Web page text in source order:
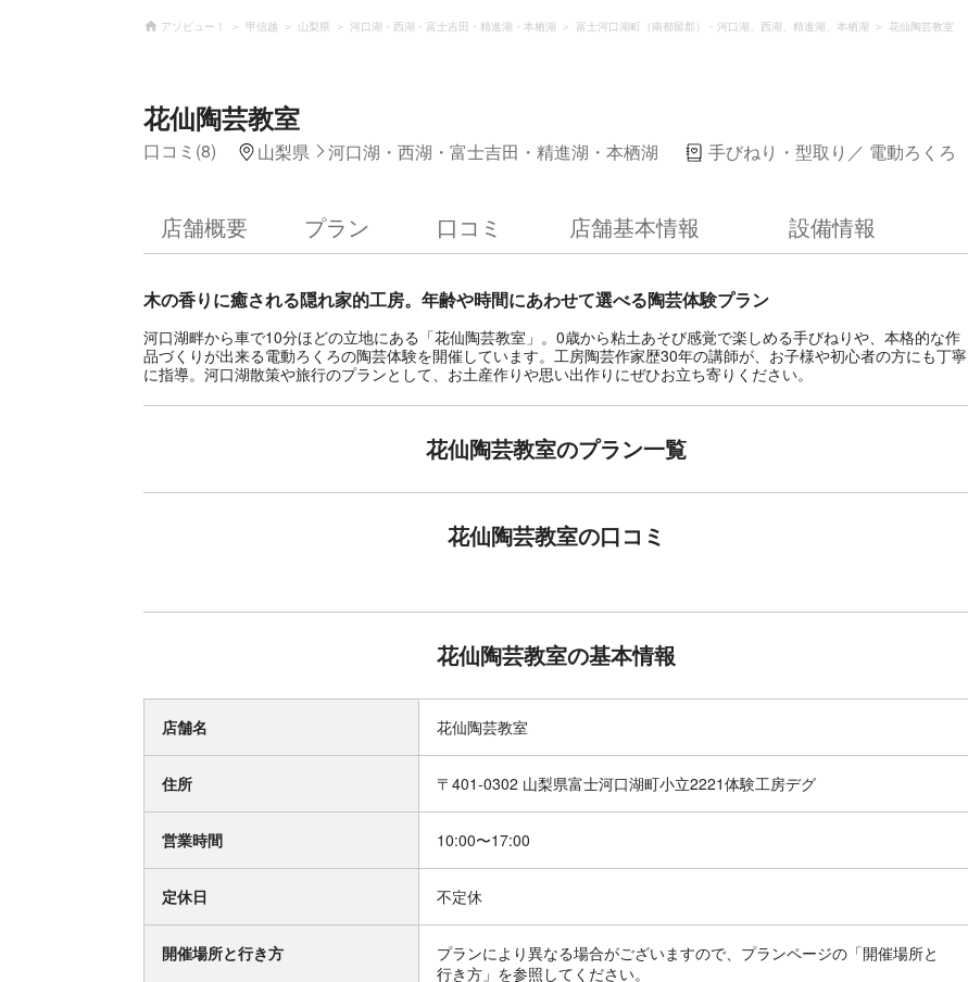
アソビュー！ 甲信越 山梨県 河口湖・西湖・富士吉田・精進湖・本栖湖 富士河口湖町（南都留郡）・河口湖、西湖、精進湖、本栖湖 花仙陶芸教室
花仙陶芸教室
口コミ(8) 山梨県 河口湖・西湖・富士吉田・精進湖・本栖湖 手びねり・型取り 電動ろくろ
店舗概要 プラン 口コミ 店舗基本情報 設備情報
木の香りに癒される隠れ家的工房。年齢や時間にあわせて選べる陶芸体験プラン
河口湖畔から車で10分ほどの立地にある「花仙陶芸教室」。0歳から粘土あそび感覚で楽しめる手びねりや、本格的な作
品づくりが出来る電動ろくろの陶芸体験を開催しています。工房陶芸作家歴30年の講師が、お子様や初心者の方にも丁寧
に指導。河口湖散策や旅行のプランとして、お土産作りや思い出作りにぜひお立ち寄りください。
花仙陶芸教室のプラン一覧
花仙陶芸教室の口コミ
花仙陶芸教室の基本情報
店舗名 花仙陶芸教室
住所 〒401-0302 山梨県富士河口湖町小立2221体験工房デグ
営業時間 10:00〜17:00
定休日 不定休
開催場所と行き方
プランにより異なる場合がございますので、プランページの「開催場所と
行き方」を参照してください。